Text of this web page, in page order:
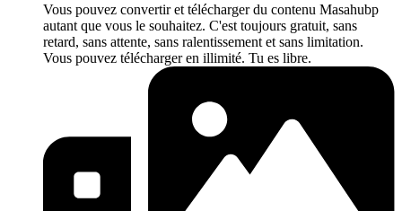
Vous pouvez convertir et télécharger du contenu Masahubp
autant que vous le souhaitez. C'est toujours gratuit, sans
retard, sans attente, sans ralentissement et sans limitation.
Vous pouvez télécharger en illimité. Tu es libre.